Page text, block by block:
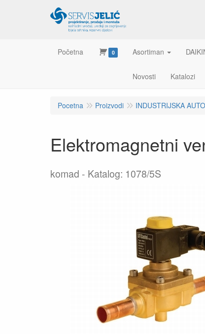
Početna 0 Asortiman
Novosti Katalozi
Pocetna Proizvodi INDUSTRIJSKA
Elektromagnetni
komad Katalog: 1078/5S